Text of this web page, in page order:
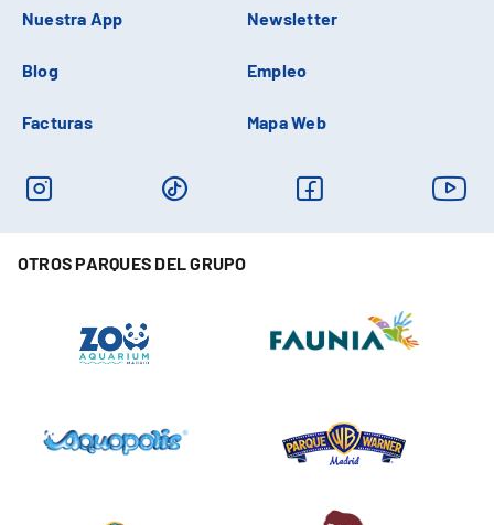
Nuestra App Newsletter
Blog Empleo
Facturas Mapa Web
OTROS PARQUES DEL GRUPO